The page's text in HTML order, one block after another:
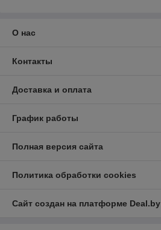
О нас
Контакты
Доставка и оплата
График работы
Полная версия сайта
Политика обработки cookies
Сайт создан на платформе Deal.by